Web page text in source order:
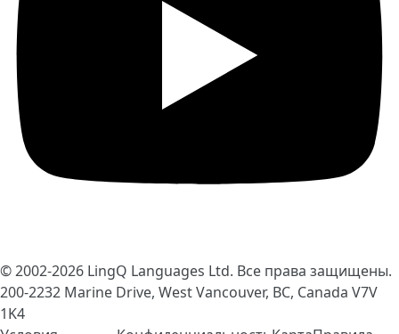
© 2002-2026 LingQ Languages Ltd. Все права защищены.
200-2232 Marine Drive, West Vancouver, BC, Canada V7V
1K4